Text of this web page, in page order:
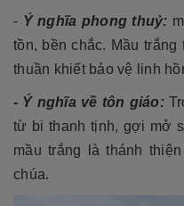
- Ý nghĩa phong thuỷ:
tồn, bền chắc. Mầu
thuần khiết bảo vệ linh
- Ý nghĩa về tôn giáo:
từ bi thanh tịnh, gợi mở
mầu trắng là thánh
chúa.